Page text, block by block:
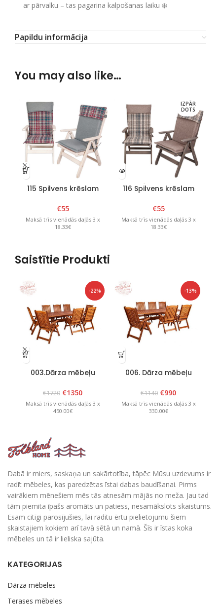
ar pārvalku – tas pagarina kalpošanas laiku ❄️
Papildu informācija
You may also like…
115 Spilvens krēslam
€55
Maksā trīs vienādās daļās 3 x
18.33€
IZPĀR
DOTS
116 Spilvens krēslam
€55
Maksā trīs vienādās daļās 3 x
18.33€
Saistītie Produkti
-22%
003.Dārza mēbeļu
Brūns
€1720 €1350
Maksā trīs vienādās daļās 3 x
450.00€
-13%
006. Dārza mēbeļu
Brūns
€1140 €990
Maksā trīs vienādās daļās 3 x
330.00€
Dabā ir miers, saskaņa un sakārtotība, tāpēc Mūsu uzdevums ir
radīt mēbeles, kas paredzētas īstai dabas baudīšanai. Pirms
vairākiem mēnešiem mēs tās atnesām mājās no meža. Jau tad
tām piemita īpašs aromāts un patiess, nesamākslots skaistums.
Esam cītīgi parosījušies, lai radītu ērtu pielietojumu šiem
skaistajiem kokiem arī tavā sētā un namā. Šīs ir īstas koka
mēbeles un tā ir lieliska sajūta.
KATEGORIJAS
Dārza mēbeles
Terases mēbeles